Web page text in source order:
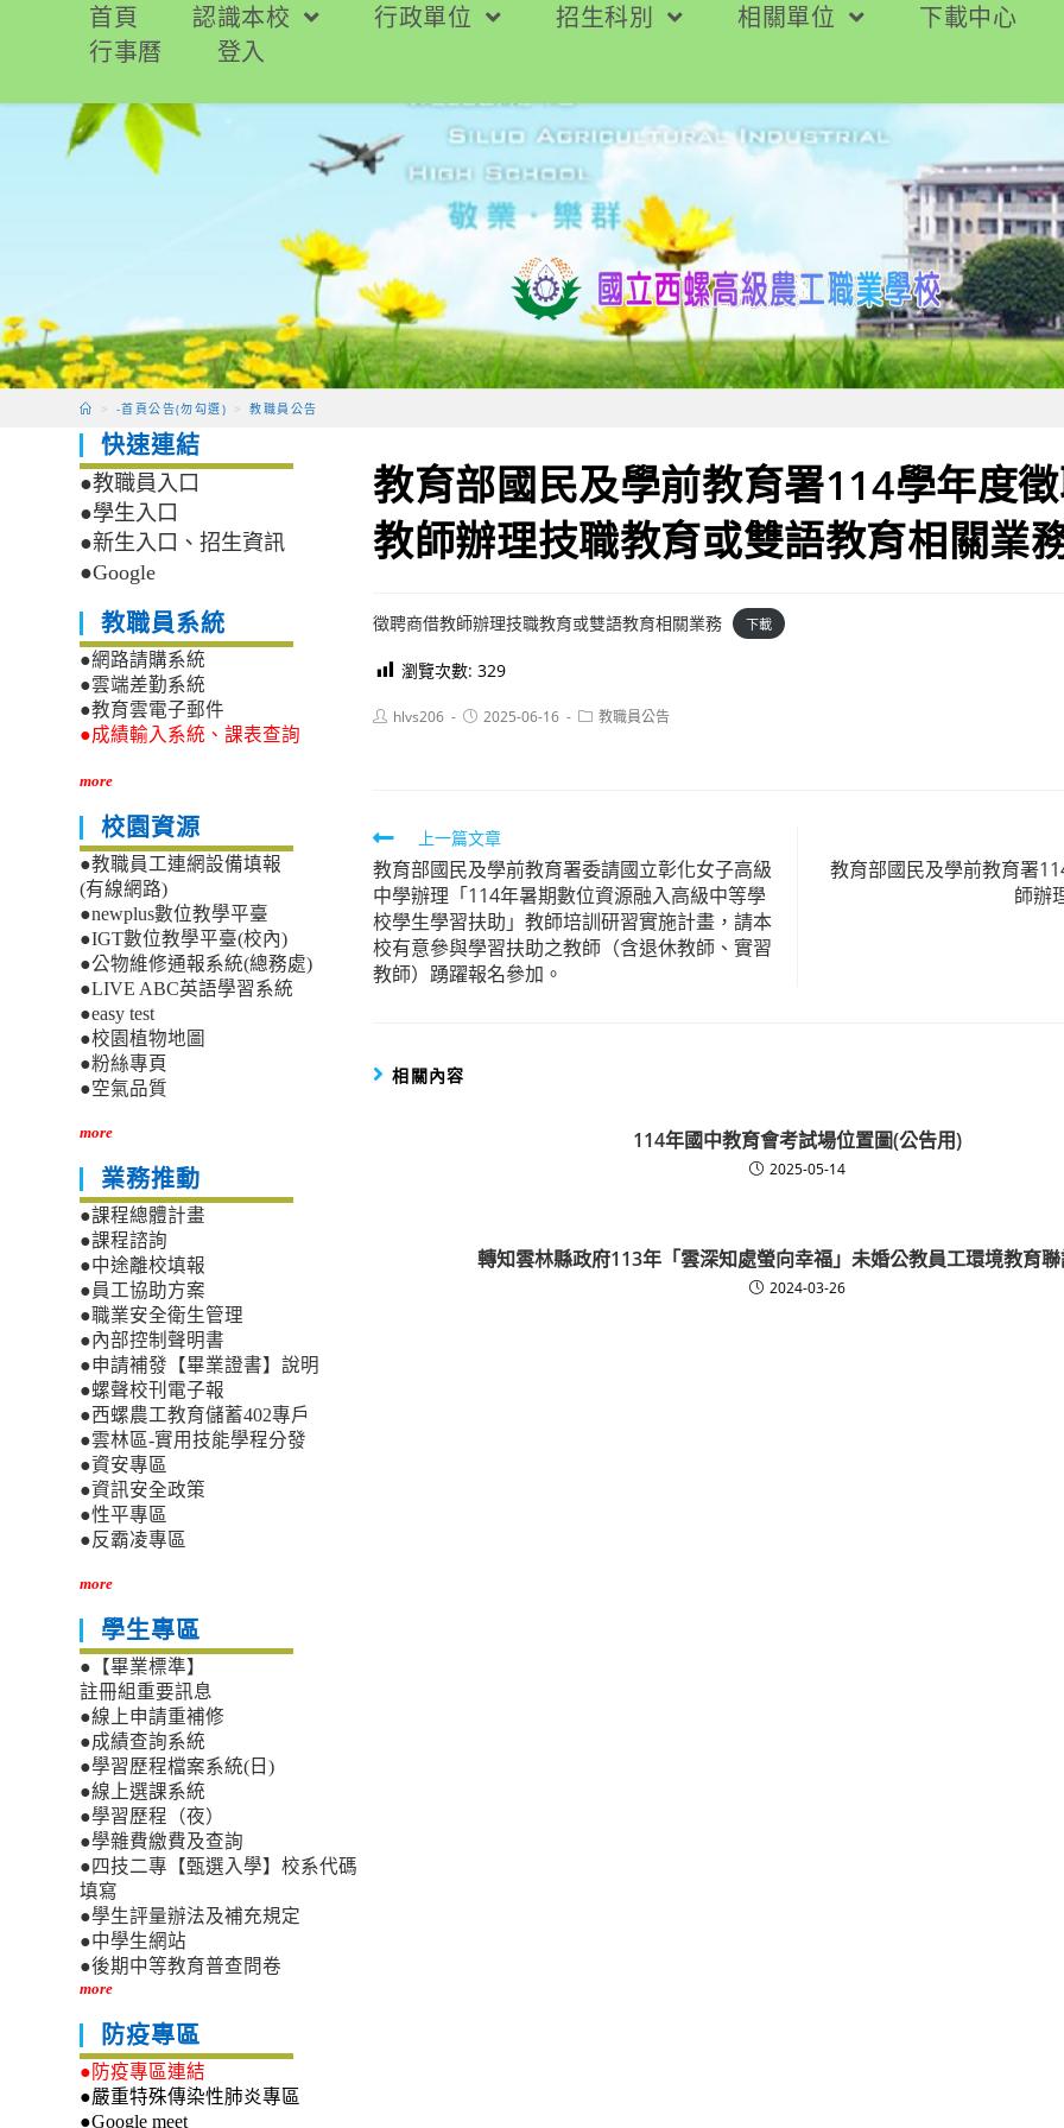
要
首頁 認識本校 行政單位 招生科別 相關單位
下載中心
行事曆
登入
> -首頁公告(勿勾選) > 教職員公告
教育部國民及學前教育署114學年度
教師辦理技職教育或雙語教育相關業
徵聘商借教師辦理技職教育或雙語教育相關業務 下載
瀏覽次數: 329
Posthlvs206
Post2025-06-16
Post教職員公告
Read
more
articles
上一篇文章
教育部國民及學前教育署委請國立彰化女子高級
中學辦理「114年暑期數位資源融入高級中等學
校學生學習扶助」教師培訓研習實施計畫，請本
校有意參與學習扶助之教師（含退休教師、實習
教師）踴躍報名參加。
教育部國民及學前教育署
師辦
相關內容
114年國中教育會考試場位置圖(公告用)
2025-05-14
轉知雲林縣政府113年「雲深知處螢向幸福」未婚公教員工環境教育
2024-03-26
快速連結
●教職員入口
●學生入口
●新生入口、招生資訊
●Google
教職員系統
●網路請購系統
●雲端差勤系統
●教育雲電子郵件
●成績輸入系統、課表查詢
more
校園資源
●教職員工連網設備填報
(有線網路)
●newplus數位教學平臺
●IGT數位教學平臺(校內)
●公物維修通報系統(總務處)
●LIVE ABC英語學習系統
●easy test
●校園植物地圖
●粉絲專頁
●空氣品質
more
業務推動
●課程總體計畫
●課程諮詢
●中途離校填報
●員工協助方案
●職業安全衛生管理
●內部控制聲明書
●申請補發【畢業證書】說明
●螺聲校刊電子報
●西螺農工教育儲蓄402專戶
●雲林區-實用技能學程分發
●資安專區
●資訊安全政策
●性平專區
●反霸凌專區
more
學生專區
●【畢業標準】
註冊組重要訊息
●線上申請重補修
●成績查詢系統
●學習歷程檔案系統(日)
●線上選課系統
●學習歷程（夜）
●學雜費繳費及查詢
●四技二專【甄選入學】校系代碼
填寫
●學生評量辦法及補充規定
●中學生網站
●後期中等教育普查問卷
more
防疫專區
●防疫專區連結
●嚴重特殊傳染性肺炎專區
●Google meet